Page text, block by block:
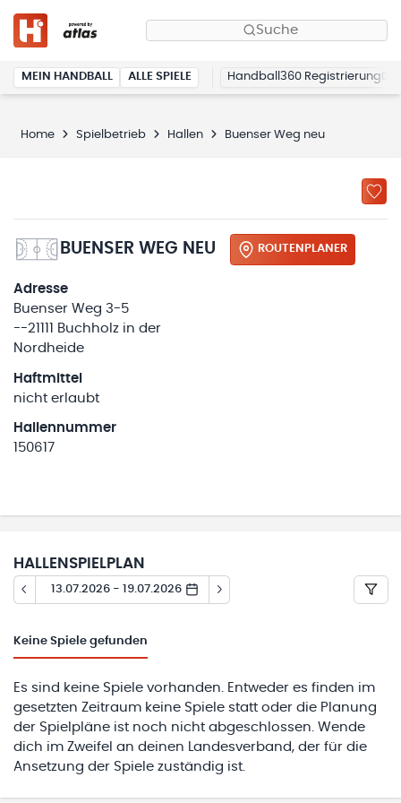
Suche
MEIN HANDBALL ALLE SPIELE Handball360 Registrierung
Home Spielbetrieb Hallen Buenser Weg neu
BUENSER WEG NEU ROUTENPLANER
Adresse
Buenser Weg 3-5
--21111 Buchholz in der
Nordheide
Haftmittel
nicht erlaubt
Hallennummer
150617
HALLENSPIELPLAN
13.07.2026 - 19.07.2026
Keine Spiele gefunden
Es sind keine Spiele vorhanden. Entweder es finden im
gesetzten Zeitraum keine Spiele statt oder die Planung
der Spielpläne ist noch nicht abgeschlossen. Wende
dich im Zweifel an deinen Landesverband, der für die
Ansetzung der Spiele zuständig ist.